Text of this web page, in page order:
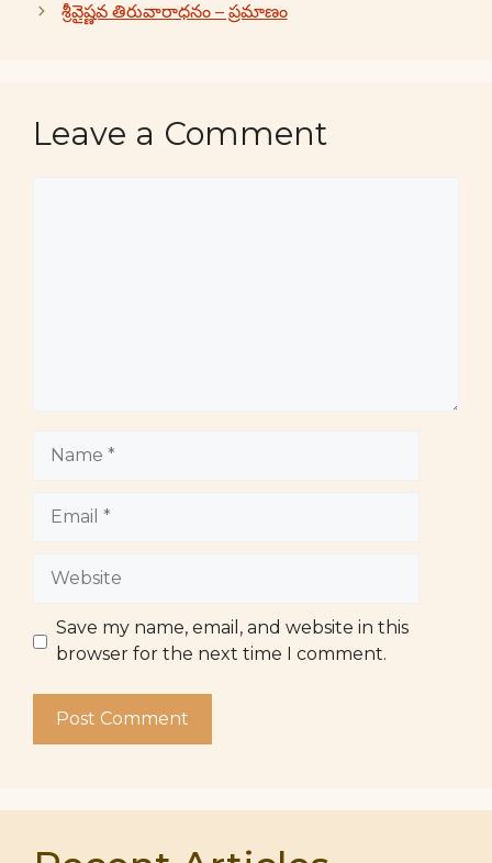
శ్రీవైష్ణవ తిరువారాధనం – ప్రమాణం
Leave a Comment
Website
Save my name, email, and website in this
browser for the next time I comment.